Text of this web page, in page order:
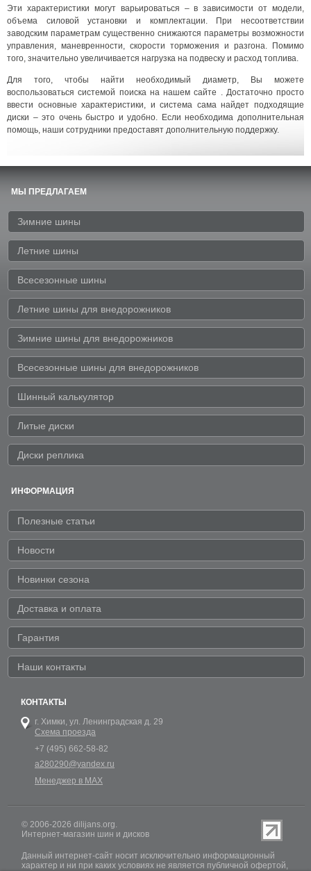
Эти характеристики могут варьироваться – в зависимости от модели,
объема силовой установки и комплектации. При несоответствии
заводским параметрам существенно снижаются параметры возможности
управления, маневренности, скорости торможения и разгона. Помимо
того, значительно увеличивается нагрузка на подвеску и расход топлива.
Для того, чтобы найти необходимый диаметр, Вы можете
воспользоваться системой поиска на нашем сайте . Достаточно просто
ввести основные характеристики, и система сама найдет подходящие
диски – это очень быстро и удобно. Если необходима дополнительная
помощь, наши сотрудники предоставят дополнительную поддержку.
МЫ ПРЕДЛАГАЕМ
Зимние шины
Летние шины
Всесезонные шины
Летние шины для внедорожников
Зимние шины для внедорожников
Всесезонные шины для внедорожников
Шинный калькулятор
Литые диски
Диски реплика
ИНФОРМАЦИЯ
Полезные статьи
Новости
Новинки сезона
Доставка и оплата
Гарантия
Наши контакты
КОНТАКТЫ
г. Химки, ул. Ленинградская д. 29
Схема проезда
+7 (495) 662-58-82
a280290@yandex.ru
Менеджер в MAX
© 2006-2026 dilijans.org.
Интернет-магазин шин и дисков
Данный интернет-сайт носит исключительно информационный
характер и ни при каких условиях не является публичной офертой,